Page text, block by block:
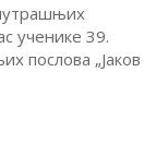
ученике 39.
послова „Јаков